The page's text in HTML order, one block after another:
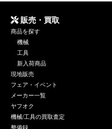
販売・買取
商品を探す
機械
工具
新入荷商品
現地販売
フェア・イベント
メーカー一覧
ヤフオク
機械/工具の買取査定
整備録